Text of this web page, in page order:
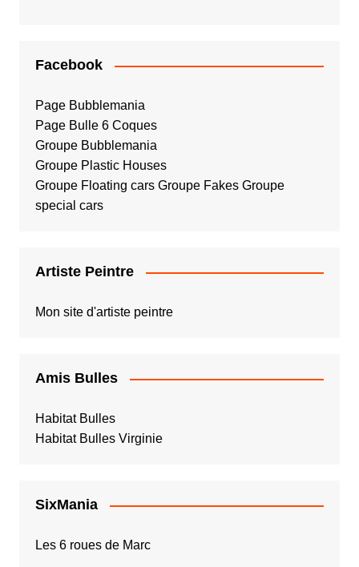
Facebook
Page Bubblemania
Page Bulle 6 Coques
Groupe Bubblemania
Groupe Plastic Houses
Groupe Floating cars Groupe Fakes Groupe
special cars
Artiste Peintre
Mon site d'artiste peintre
Amis Bulles
Habitat Bulles
Habitat Bulles Virginie
SixMania
Les 6 roues de Marc